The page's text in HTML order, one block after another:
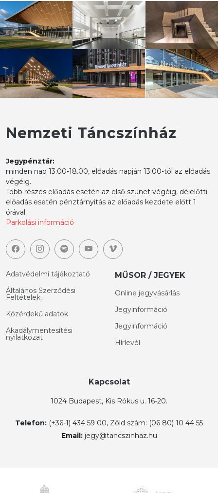
Nemzeti Táncszínház
Jegypénztár:
minden nap 13.00-18.00, előadás napján 13.00-tól az előadás
végéig.
Több részes előadás esetén az első szünet végéig, délelőtti
előadás esetén pénztárnyitás az előadás kezdete előtt 1
órával
Parkolási információ
Adatvédelmi tájékoztató
Általános Szerződési
Feltételek
Közérdekű adatok
Akadálymentesítési
nyilatkozat
MŰSOR / JEGYEK
Online jegyvásárlás
Jegyinformáció
Jegyinformáció
Hírlevél
Kapcsolat
1024 Budapest, Kis Rókus u. 16-20.
Telefon: (+36-1) 434 59 00, Zöld szám: (06 80) 10 44 55
Email: jegy@tancszinhaz.hu